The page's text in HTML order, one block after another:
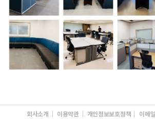
회사소개 이용약관 개인정보보호정책 이메